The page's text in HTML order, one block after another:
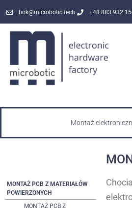
bok@microbotic.tech +48 883 932
Montaż
MONTAŻ PCB Z MATERIAŁÓW
POWIERZONYCH
MONTAŻ PCB Z